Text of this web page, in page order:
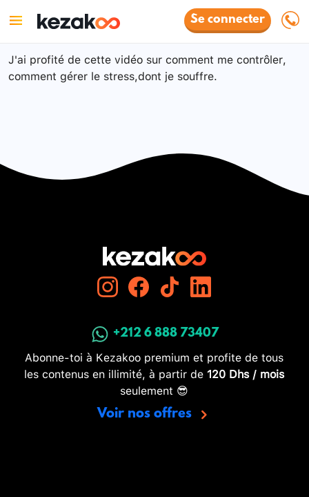
Se connecter
J'ai profité de cette vidéo sur comment me contrôler,
comment gérer le stress,dont je souffre.
+212 6 888 73407
Abonne-toi à Kezakoo premium et profite de tous
les contenus en illimité, à partir de 120 Dhs / mois
seulement 😎
Voir nos offres